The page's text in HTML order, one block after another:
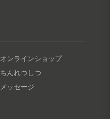
オンラインショップ
ちんれつしつ
メッセージ